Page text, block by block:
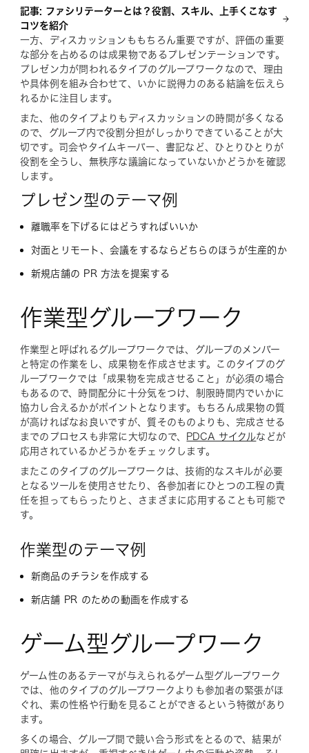
記事: ファシリテーターとは？役割、スキル、上手くこなす
コツを紹介
一方、ディスカッションももちろん重要ですが、評価の重要
な部分を占めるのは成果物であるプレゼンテーションです。
プレゼン力が問われるタイプのグループワークなので、理由
や具体例を組み合わせて、いかに説得力のある結論を伝えら
れるかに注目します。
また、他のタイプよりもディスカッションの時間が多くなる
ので、グループ内で役割分担がしっかりできていることが大
切です。司会やタイムキーパー、書記など、ひとりひとりが
役割を全うし、無秩序な議論になっていないかどうかを確認
します。
プレゼン型のテーマ例
離職率を下げるにはどうすればいいか
対面とリモート、会議をするならどちらのほうが生産的か
新規店舗の PR 方法を提案する
作業型グループワーク
作業型と呼ばれるグループワークでは、グループのメンバー
と特定の作業をし、成果物を作成させます。このタイプのグ
ループワークでは「成果物を完成させること」が必須の場合
もあるので、時間配分に十分気をつけ、制限時間内でいかに
協力し合えるかがポイントとなります。もちろん成果物の質
が高ければなお良いですが、質そのものよりも、完成させる
までのプロセスも非常に大切なので、
PDCA サイクルなどが
応用されているかどうかをチェックします。
またこのタイプのグループワークは、技術的なスキルが必要
となるツールを使用させたり、各参加者にひとつの工程の責
任を担ってもらったりと、さまざまに応用することも可能で
す。
作業型のテーマ例
新商品のチラシを作成する
新店舗 PR のための動画を作成する
ゲーム型グループワーク
ゲーム性のあるテーマが与えられるゲーム型グループワーク
では、他のタイプのグループワークよりも参加者の緊張がほ
ぐれ、素の性格や行動を見ることができるという特徴があり
ます。
多くの場合、グループ間で競い合う形式をとるので、結果が